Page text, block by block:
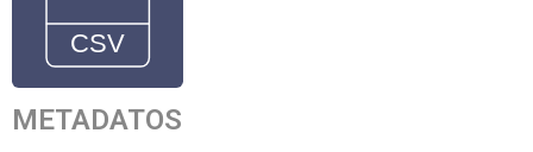
METADATOS